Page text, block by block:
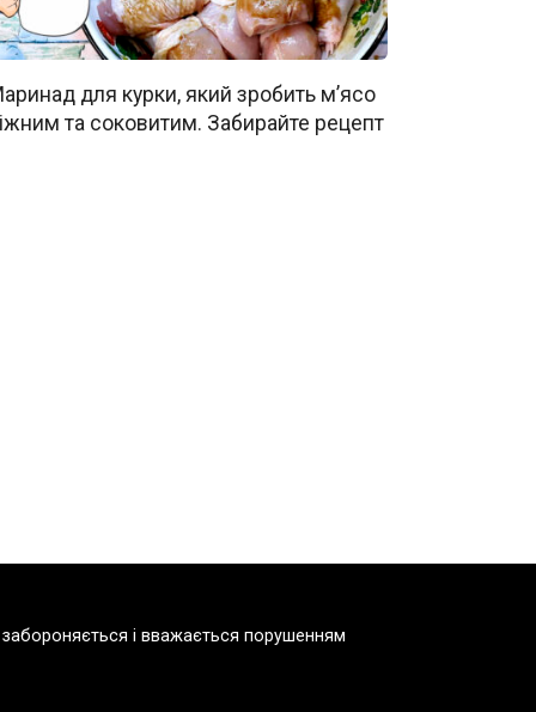
для курки, який зробить м’ясо
та соковитим. Забирайте рецепт
і вважається порушенням